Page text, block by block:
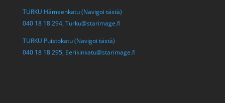
TURKU Hämeenkatu (Navigoi tästä)
040 18 18 294, Turku@starimage.fi
TURKU Puistokatu (Navigoi tästä)
040 18 18 295, Eerikinkatu@starimage.fi